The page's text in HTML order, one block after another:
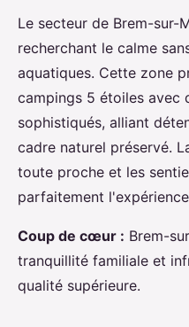
Le secteur de Brem-sur-
recherchant le calme
aquatiques. Cette zone
campings 5 étoiles avec
sophistiqués, alliant
cadre naturel préservé.
toute proche et les
parfaitement
Coup de cœur : Brem-
tranquillité familiale et
qualité supérieure.